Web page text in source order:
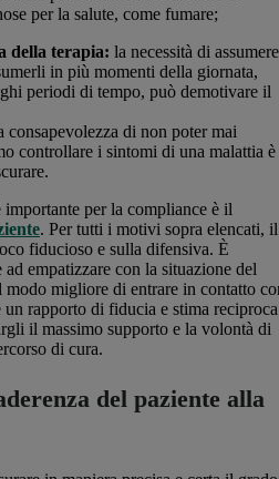
per la salute, come fumare;
della terapia: la necessità di assumere
in più momenti della giornata,
periodi di tempo, può demotivare il
consapevolezza di non poter mai
controllare i sintomi di una malattia è
per la compliance è il
. Per tutti i motivi sopra elencati, il
fiducioso e sulla difensiva. È
empatizzare con la situazione del
migliore di entrare in contatto
rapporto di fiducia e stima
il massimo supporto e la volontà di
di cura.
del paziente alla